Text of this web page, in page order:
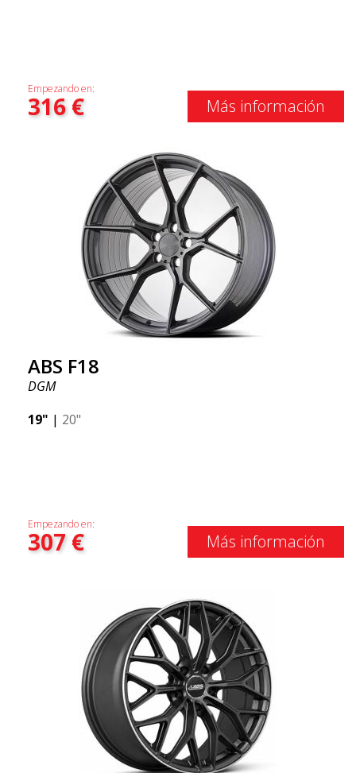
Empezando en:
316€ Más información
ABS F18
DGM
19" | 20"
Empezando en:
307€ Más información